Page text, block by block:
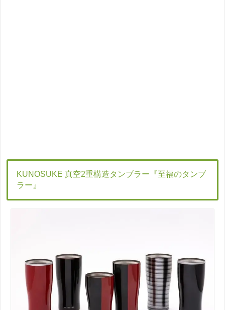
KUNOSUKE 真空2重構造タンブラー『至福のタンブ
ラー』